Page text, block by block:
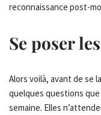
reconnaissance post-
Se poser
Alors voilà, avant de se
quelques questions
semaine. Elles